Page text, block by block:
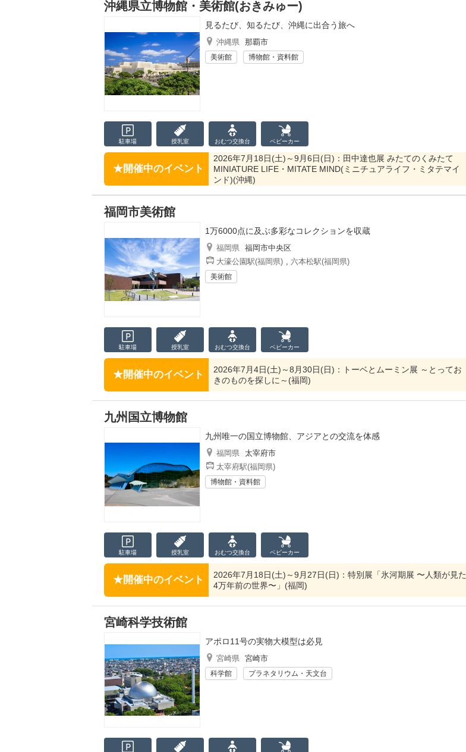
沖縄県立博物館・美術館(おきみゅー)
見るたび、知るたび、沖縄に出合う旅へ
沖縄県 那覇市
美術館 博物館・資料館
駐車場 授乳室 おむつ交換台 ベビーカー
開催中のイベント
2026年7月18日(土)～9月6日(日)：田中達也展 みたてのくみたて
MINIATURE LIFE・MITATE MIND(ミニチュアライフ・ミタテマイ
ンド)(沖縄)
福岡市美術館
1万6000点に及ぶ多彩なコレクションを収蔵
福岡県 福岡市中央区
大濠公園駅(福岡県) , 六本松駅(福岡県)
美術館
駐車場 授乳室 おむつ交換台 ベビーカー
開催中のイベント
2026年7月4日(土)～8月30日(日)：トーベとムーミン展 ～とってお
きのものを探しに～(福岡)
九州国立博物館
九州唯一の国立博物館、アジアとの交流を体感
福岡県 太宰府市
太宰府駅(福岡県)
博物館・資料館
駐車場 授乳室 おむつ交換台 ベビーカー
開催中のイベント
2026年7月18日(土)～9月27日(日)：特別展「氷河期展 〜人類が見た
4万年前の世界〜」(福岡)
宮崎科学技術館
アポロ11号の実物大模型は必見
宮崎県 宮崎市
科学館 プラネタリウム・天文台